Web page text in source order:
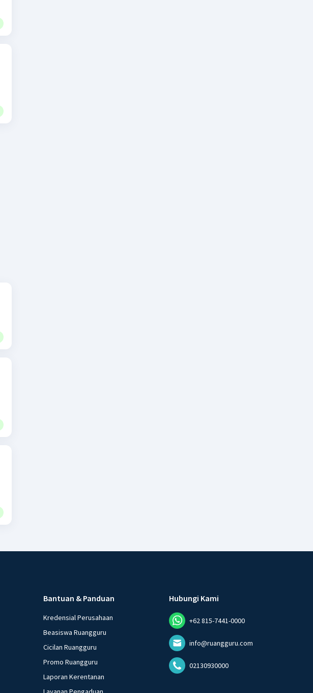
Bantuan & Panduan
Kredensial Perusahaan
Beasiswa Ruangguru
Cicilan Ruangguru
Promo Ruangguru
Laporan Kerentanan
Hubungi Kami
+62 815-7441-0000
info@ruangguru.com
02130930000